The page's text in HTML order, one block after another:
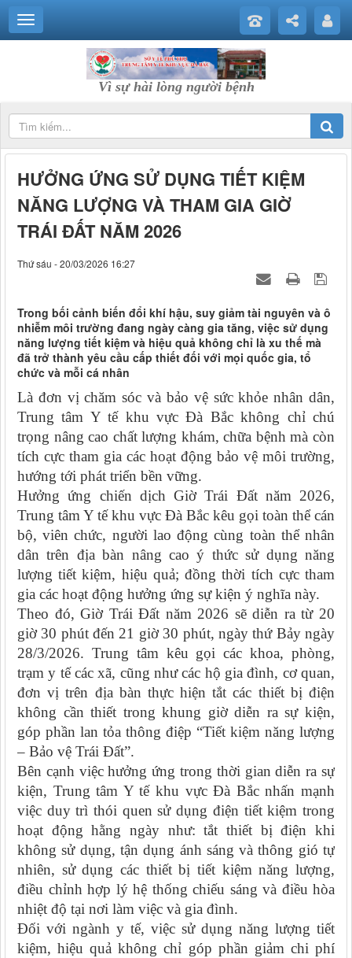
Vì sự hài lòng người bệnh
HƯỞNG ỨNG SỬ DỤNG TIẾT KIỆM
NĂNG LƯỢNG VÀ THAM GIA GIỜ
TRÁI ĐẤT NĂM 2026
Thứ sáu - 20/03/2026 16:27
Trong bối cảnh biến đổi khí hậu, suy giảm tài nguyên và ô
nhiễm môi trường đang ngày càng gia tăng, việc sử dụng
năng lượng tiết kiệm và hiệu quả không chỉ là xu thế mà
đã trở thành yêu cầu cấp thiết đối với mọi quốc gia, tổ
chức và mỗi cá nhân
Là đơn vị chăm sóc và bảo vệ sức khỏe nhân dân,
Trung tâm Y tế khu vực Đà Bắc không chỉ chú
trọng nâng cao chất lượng khám, chữa bệnh mà còn
tích cực tham gia các hoạt động bảo vệ môi trường,
hướng tới phát triển bền vững.
Hưởng ứng chiến dịch Giờ Trái Đất năm 2026,
Trung tâm Y tế khu vực Đà Bắc kêu gọi toàn thể cán
bộ, viên chức, người lao động cùng toàn thể nhân
dân trên địa bàn nâng cao ý thức sử dụng năng
lượng tiết kiệm, hiệu quả; đồng thời tích cực tham
gia các hoạt động hưởng ứng sự kiện ý nghĩa này.
Theo đó, Giờ Trái Đất năm 2026 sẽ diễn ra từ 20
giờ 30 phút đến 21 giờ 30 phút, ngày thứ Bảy ngày
28/3/2026. Trung tâm kêu gọi các khoa, phòng,
trạm y tế các xã, cũng như các hộ gia đình, cơ quan,
đơn vị trên địa bàn thực hiện tắt các thiết bị điện
không cần thiết trong khung giờ diễn ra sự kiện,
góp phần lan tỏa thông điệp “Tiết kiệm năng lượng
– Bảo vệ Trái Đất”.
Bên cạnh việc hưởng ứng trong thời gian diễn ra sự
kiện, Trung tâm Y tế khu vực Đà Bắc nhấn mạnh
việc duy trì thói quen sử dụng điện tiết kiệm trong
hoạt động hằng ngày như: tắt thiết bị điện khi
không sử dụng, tận dụng ánh sáng và thông gió tự
nhiên, sử dụng các thiết bị tiết kiệm năng lượng,
điều chỉnh hợp lý hệ thống chiếu sáng và điều hòa
nhiệt độ tại nơi làm việc và gia đình.
Đối với ngành y tế, việc sử dụng năng lượng tiết
kiệm, hiệu quả không chỉ góp phần giảm chi phí